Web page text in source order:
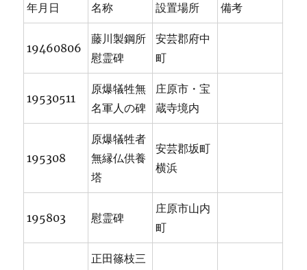
年月日 名称 設置場所 備考
19460806
藤川製鋼所
慰霊碑
安芸郡府中
町
19530511
原爆犠牲無
名軍人の碑
庄原市・宝
蔵寺境内
195308
原爆犠牲者
無縁仏供養
塔
安芸郡坂町
横浜
195803 慰霊碑
庄原市山内
町
正田篠枝三